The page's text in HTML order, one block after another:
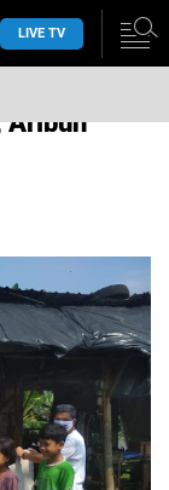
LIVE TV
Aribun